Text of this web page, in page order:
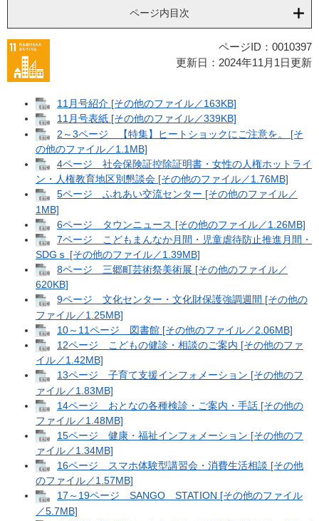
ページ内目次
ページID：0010397
更新日：2024年11月1日更新
11月号紹介 [その他のファイル／163KB]
11月号表紙 [その他のファイル／339KB]
2～3ページ 【特集】ヒートショックにご注意を。 [そ
の他のファイル／1.1MB]
4ページ 社会保険証控除証明書・女性の人権ホットライ
ン・人権教育地区別懇談会 [その他のファイル／1.76MB]
5ページ ふれあい交流センター [その他のファイル／
1MB]
6ページ タウンニュース [その他のファイル／1.26MB]
7ページ こどもまんなか月間・児童虐待防止推進月間・
SDGｓ [その他のファイル／1.39MB]
8ページ 三郷町芸術祭美術展 [その他のファイル／
620KB]
9ページ 文化センター・文化財保護強調週間 [その他の
ファイル／1.25MB]
10～11ページ 図書館 [その他のファイル／2.06MB]
12ページ こどもの健診・相談のご案内 [その他のファ
イル／1.42MB]
13ページ 子育て支援インフォメーション [その他のフ
ァイル／1.83MB]
14ページ おとなの各種検診・ご案内・手話 [その他の
ファイル／1.48MB]
15ページ 健康・福祉インフォメーション [その他のフ
ァイル／1.34MB]
16ページ スマホ体験型講習会・消費生活相談 [その他
のファイル／1.57MB]
17～19ページ SANGO STATION [その他のファイル
／5.7MB]